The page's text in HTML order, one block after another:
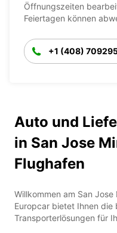
Öffnungszeiten
Feiertagen können
+1 (408)
Auto und
in San Jose
Flughafen
Willkommen am San
Europcar bietet Ihnen
Transporterlösungen für